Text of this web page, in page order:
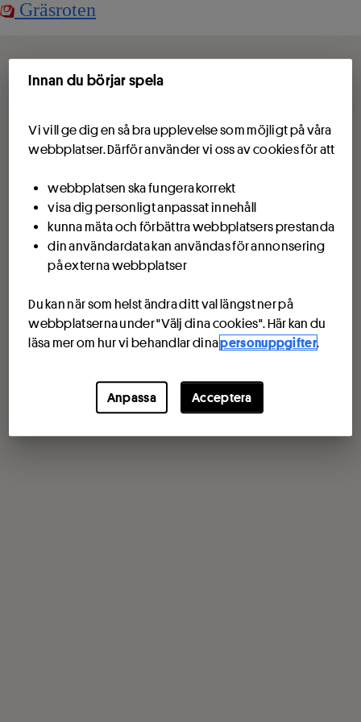
Gräsroten
Innan du börjar spela
Vi vill ge dig en så bra upplevelse som möjligt på våra
webbplatser. Därför använder vi oss av cookies för att
webbplatsen ska fungera korrekt
visa dig personligt anpassat innehåll
kunna mäta och förbättra webbplatsers prestanda
din användardata kan användas för annonsering
på externa webbplatser
Du kan när som helst ändra ditt val längst ner på
webbplatserna under "Välj dina cookies". Här kan du
läsa mer om hur vi behandlar dinapersonuppgifter.
Anpassa Acceptera